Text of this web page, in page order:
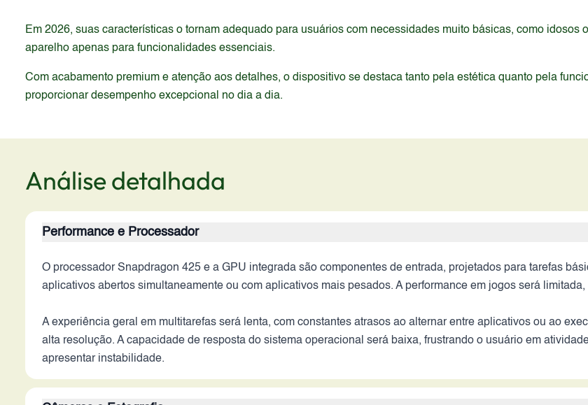
Em 2026, suas características o tornam adequado para usuários com necessidades muito básicas, como
aparelho apenas para funcionalidades essenciais.
Com acabamento premium e atenção aos detalhes, o dispositivo se destaca tanto pela estética quanto pela
proporcionar desempenho excepcional no dia a dia.
Análise detalhada
Performance e Processador
O processador Snapdragon 425 e a GPU integrada são componentes de entrada, projetados para tarefas
aplicativos abertos simultaneamente ou com aplicativos mais pesados. A performance em jogos será
A experiência geral em multitarefas será lenta, com constantes atrasos ao alternar entre aplicativos ou ao
alta resolução. A capacidade de resposta do sistema operacional será baixa, frustrando o usuário em
apresentar instabilidade.